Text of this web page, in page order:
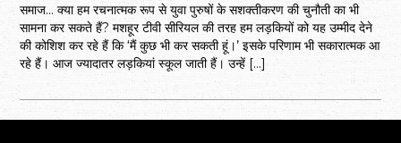
समाज… क्या हम रचनात्मक रूप से युवा पुरुषों के सशक्तीकरण की चुनौती का भी
सामना कर सकते हैं? मशहूर टीवी सीरियल की तरह हम लड़कियों को यह उम्मीद देने
की कोशिश कर रहे हैं कि ‘मैं कुछ भी कर सकती हूं।’ इसके परिणाम भी सकारात्मक आ
रहे हैं। आज ज्यादातर लड़कियां स्कूल जाती हैं। उन्हें […]